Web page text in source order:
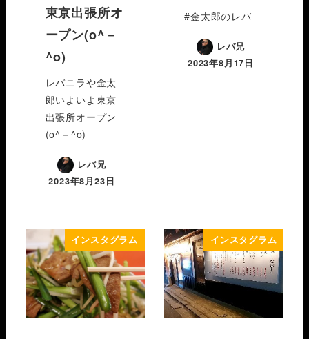
東京出張所オ
ープン(o^－
^o)
レバニラや金太
郎いよいよ東京
出張所オープン
(o^－^o)
レバ兄
2023年8月23日
#金太郎のレバ
レバ兄
2023年8月17日
インスタグラム インスタグラム